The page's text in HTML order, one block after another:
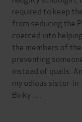
required to keep
from seducing the
coerced into
the members of
preventing
instead of quails.
my odious sister-
Binky . . .